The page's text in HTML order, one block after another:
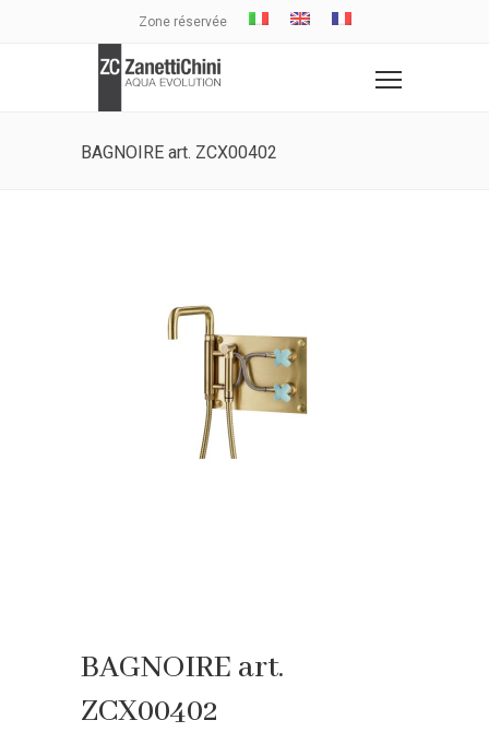
Zone réservée
BAGNOIRE art. ZCX00402
BAGNOIRE art.
ZCX00402